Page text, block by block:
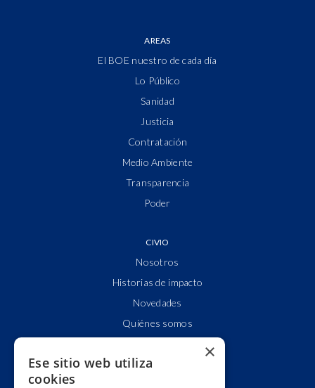
AREAS
El BOE nuestro de cada día
Lo Público
Sanidad
Justicia
Contratación
Medio Ambiente
Transparencia
Poder
CIVIO
Nosotros
Historias de impacto
Novedades
Quiénes somos
Alianzas y redes
×
Ese sitio web utiliza
cookies